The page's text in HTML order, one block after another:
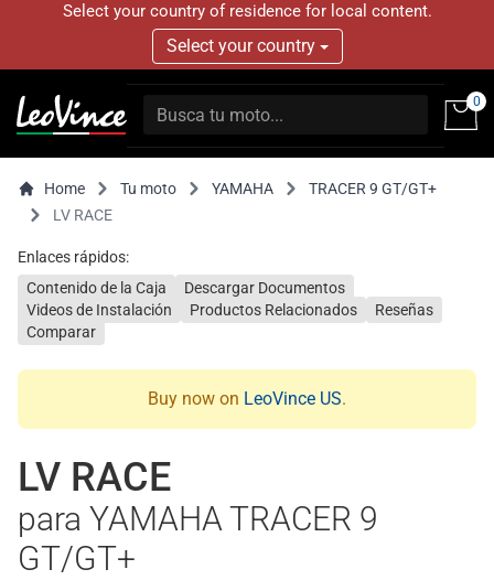
Select your country of residence for local content.
Select your country
0
Home Tu moto YAMAHA
TRACER 9 GT/GT+
LV RACE
Enlaces rápidos:
Contenido de la Caja
Descargar Documentos
Videos de Instalación
Productos Relacionados
Reseñas
Comparar
Buy now on LeoVince US.
LV RACE
para YAMAHA TRACER 9
GT/GT+